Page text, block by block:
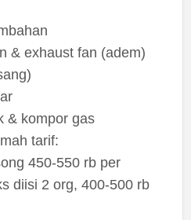
& exhaust fan (adem)
& kompor gas
tarif:
450-550 rb per
diisi 2 org, 400-500 rb